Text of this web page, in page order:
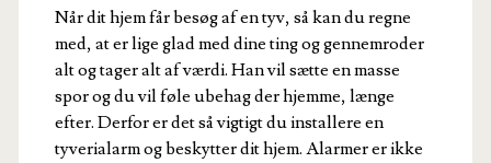
Når dit hjem får besøg af en tyv, så kan du regne
med, at er lige glad med dine ting og gennemroder
alt og tager alt af værdi. Han vil sætte en masse
spor og du vil føle ubehag der hjemme, længe
efter. Derfor er det så vigtigt du installere en
tyverialarm og beskytter dit hjem. Alarmer er ikke